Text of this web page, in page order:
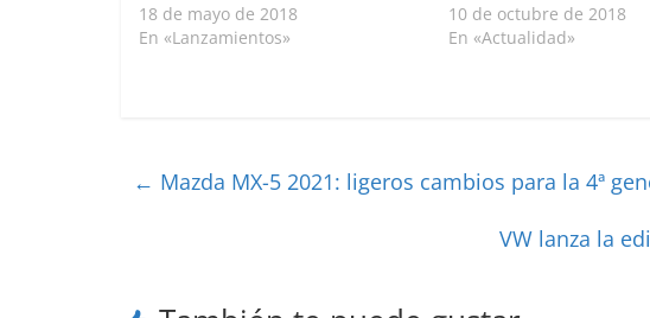
18 de mayo de 2018
En «Lanzamientos»
10 de octubre de 2018
En «Actualidad»
← Mazda MX-5 2021: ligeros cambios para la 4ª
VW lanza la